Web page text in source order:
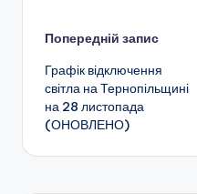
Навігація
по
запису
Попередній запис
Графік відключення
світла на Тернопільщині
на 28 листопада
(ОНОВЛЕНО)